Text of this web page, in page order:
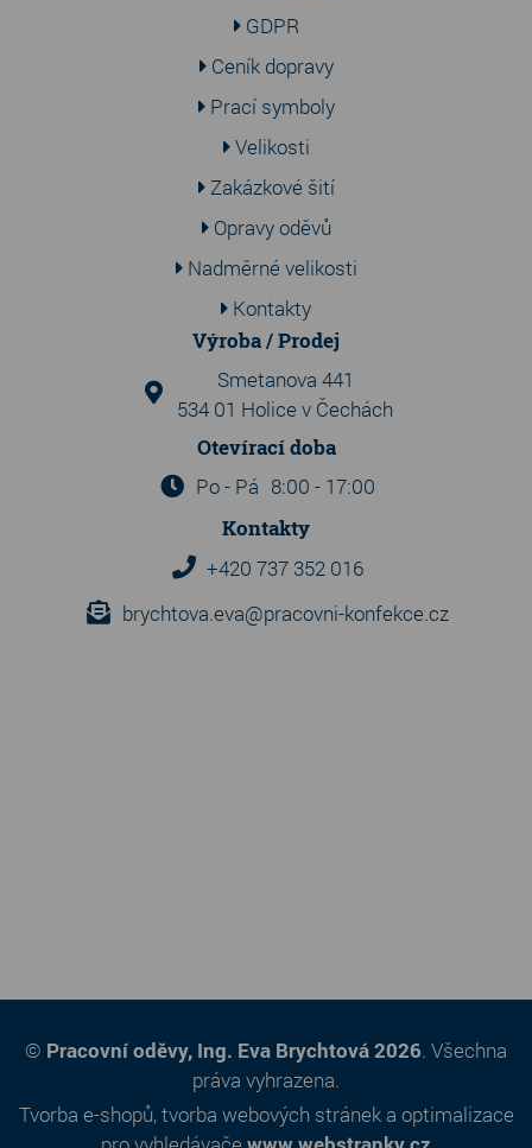
GDPR
Ceník dopravy
Prací symboly
Velikosti
Zakázkové šití
Opravy oděvů
Nadměrné velikosti
Kontakty
Výroba / Prodej
Smetanova 441
534 01 Holice v Čechách
Otevírací doba
Po - Pá 8:00 - 17:00
Kontakty
+420 737 352 016
brychtova.eva@pracovni-konfekce.cz
© Pracovní oděvy, Ing. Eva Brychtová 2026. Všechna
práva vyhrazena.
Tvorba e-shopů,tvorba webových stráneka optimalizace